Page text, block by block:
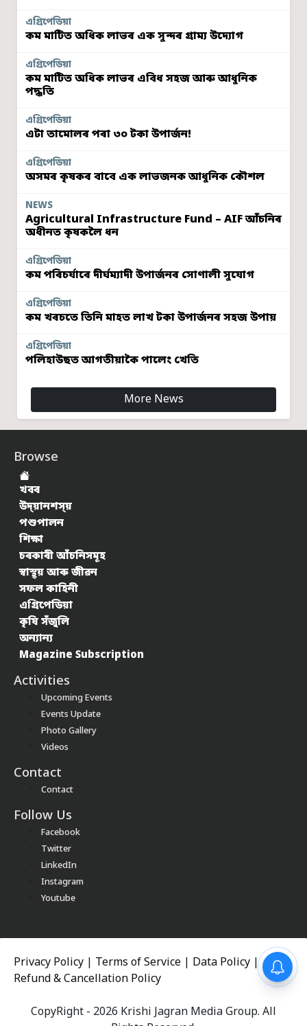
এগ্ৰিপেডিয়া
কম মাটিত অধিক লাভৰ এক সুন্দৰ গ্ৰাম্য উদ্যোগ
এগ্ৰিপেডিয়া
কম মাটিত অধিক লাভৰ এবিধ সহজ আৰু আধুনিক
পদ্ধতি
এগ্ৰিপেডিয়া
এটা তামোলৰ পৰা ৩০ টকা উপাৰ্জন!
এগ্ৰিপেডিয়া
অসমৰ কৃষকৰ বাবে এক লাভজনক আধুনিক কৌশল
NEWS
Agricultural Infrastructure Fund – AIF আঁচনিৰ
অধীনত কৃষকলৈ ধন
এগ্ৰিপেডিয়া
কম পৰিচৰ্যাৰে দীৰ্ঘম্যাদী উপাৰ্জনৰ সোণালী সুযোগ
এগ্ৰিপেডিয়া
কম খৰচতে তিনি মাহত লাখ টকা উপাৰ্জনৰ সহজ উপায়
এগ্ৰিপেডিয়া
পলিহাউছত আগতীয়াকৈ পালেং খেতি
More News
Browse
খবৰ
উদ্য়ানশস্য়
পশুপালন
শিক্ষা
চৰকাৰী আঁচনিসমূহ
স্বাস্থ্য় আৰু জীৱন
সফল কাহিনী
এগ্ৰিপেডিয়া
কৃষি সঁজুলি
অন্যান্য
Magazine Subscription
Activities
Upcoming Events
Events Update
Photo Gallery
Videos
Contact
Contact
Follow Us
Facebook
Twitter
LinkedIn
Instagram
Youtube
Privacy Policy Terms of Service Data Policy |
Refund & Cancellation Policy
CopyRight - 2026 Krishi Jagran Media Group. All